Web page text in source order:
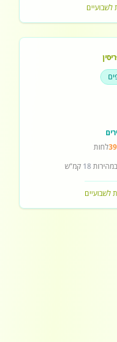
לשבועיים
לחות
18 קמ"ש
לשבועיים